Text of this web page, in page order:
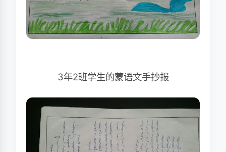
3年2班学生的蒙语文手抄报